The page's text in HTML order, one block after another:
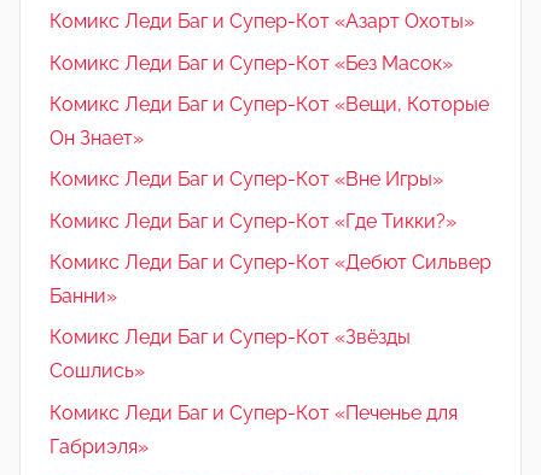
Комикс Леди Баг и Супер-Кот «Азарт Охоты»
Комикс Леди Баг и Супер-Кот «Без Масок»
Комикс Леди Баг и Супер-Кот «Вещи, Которые
Он Знает»
Комикс Леди Баг и Супер-Кот «Вне Игры»
Комикс Леди Баг и Супер-Кот «Где Тикки?»
Комикс Леди Баг и Супер-Кот «Дебют Сильвер
Банни»
Комикс Леди Баг и Супер-Кот «Звёзды
Сошлись»
Комикс Леди Баг и Супер-Кот «Печенье для
Габриэля»